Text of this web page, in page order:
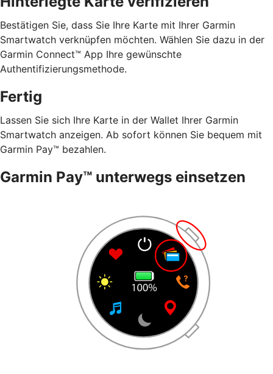
Bestätigen Sie, dass Sie Ihre Karte mit Ihrer Garmin
Smartwatch verknüpfen möchten. Wählen Sie dazu in der
Garmin Connect™ App Ihre gewünschte
Authentifizierungsmethode.
Fertig
Lassen Sie sich Ihre Karte in der Wallet Ihrer Garmin
Smartwatch anzeigen. Ab sofort können Sie bequem mit
Garmin Pay™ bezahlen.
Garmin Pay™ unterwegs einsetzen